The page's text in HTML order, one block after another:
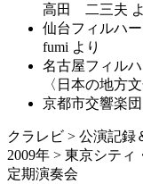
高田 二三夫
仙台フィルハ
fumi より
名古屋フィル
〈日本の地方
京都市交響楽
クラレビ > 公演記録
2009年 > 東京シティ
定期演奏会